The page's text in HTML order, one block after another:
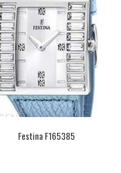
Festina F165385